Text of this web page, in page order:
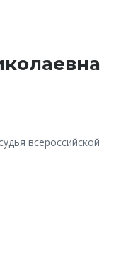
всероссийской